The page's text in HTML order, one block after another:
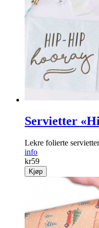
Servietter
Lekre folierte
info
kr59
Kjøp